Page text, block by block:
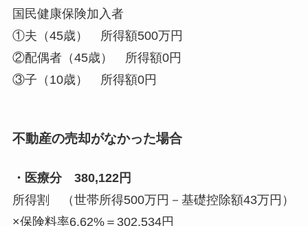
国民健康保険加入者
①夫（45歳） 所得額500万円
②配偶者（45歳） 所得額0円
③子（10歳） 所得額0円
不動産の売却がなかった場合
・医療分 380,122円
所得割 （世帯所得500万円－基礎控除額43万円）
×保険料率6.62%＝302,534円